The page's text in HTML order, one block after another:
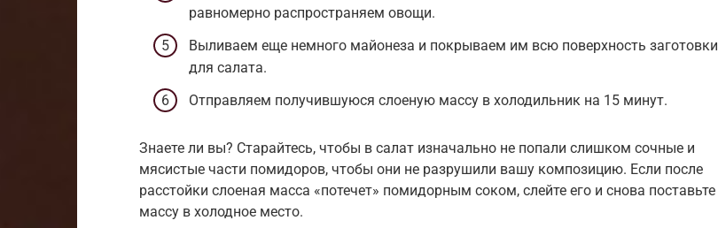
равномерно распространяем овощи.
Выливаем еще немного майонеза и покрываем им всю поверхность заготовки
для салата.
Отправляем получившуюся слоеную массу в холодильник на 15 минут.
Знаете ли вы? Старайтесь, чтобы в салат изначально не попали слишком сочные и
мясистые части помидоров, чтобы они не разрушили вашу композицию. Если после
расстойки слоеная масса «потечет» помидорным соком, слейте его и снова поставьте
массу в холодное место.